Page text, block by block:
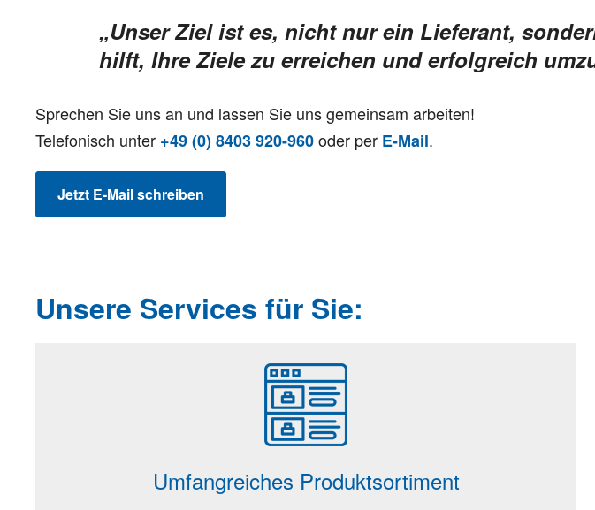
„Unser Ziel ist es, nicht nur ein Lieferant,
hilft, Ihre Ziele zu erreichen und erfolgreich
Sprechen Sie uns an und lassen Sie uns gemeinsam arbeiten!
Telefonisch unter +49 (0) 8403 920-960oder per E-Mail.
Jetzt E-Mail schreiben
Unsere Services für Sie:
Umfangreiches Produktsortiment